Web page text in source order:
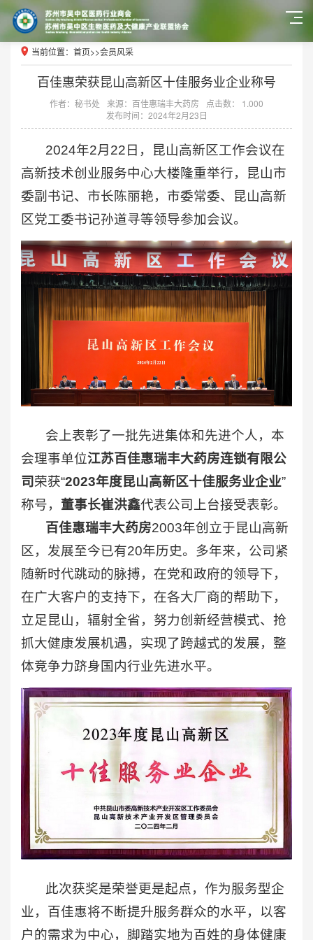
当前位置： 首页>>会员风采
百佳惠荣获昆山高新区十佳服务业企业称号
作者：秘书处 来源：百佳惠瑞丰大药房
点击数： 1.000
发布时间：2024年2月23日
2024年2月22日，昆山高新区工作会议在
高新技术创业服务中心大楼隆重举行，昆山市
委副书记、市长陈丽艳，市委常委、昆山高新
区党工委书记孙道寻等领导参加会议。
会上表彰了一批先进集体和先进个人，本
会理事单位江苏百佳惠瑞丰大药房连锁有限公
司荣获“2023年度昆山高新区十佳服务业企业”
称号， 董事长崔洪鑫代表公司上台接受表彰。
百佳惠瑞丰大药房2003年创立于昆山高新
区，发展至今已有20年历史。多年来，公司紧
随新时代跳动的脉搏，在党和政府的领导下，
在广大客户的支持下，在各大厂商的帮助下，
立足昆山，辐射全省，努力创新经营模式、抢
抓大健康发展机遇，实现了跨越式的发展，整
体竞争力跻身国内行业先进水平。
此次获奖是荣誉更是起点，作为服务型企
业，百佳惠将不断提升服务群众的水平，以客
户的需求为中心，脚踏实地为百姓的身体健康